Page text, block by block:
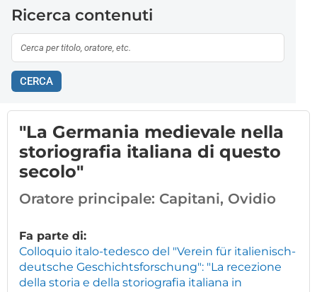
Ricerca contenuti
CERCA
"La Germania medievale nella
storiografia italiana di questo
secolo"
Oratore principale: Capitani, Ovidio
Fa parte di:
Colloquio italo-tedesco del "Verein für italienisch-
deutsche Geschichtsforschung": "La recezione
della storia e della storiografia italiana in